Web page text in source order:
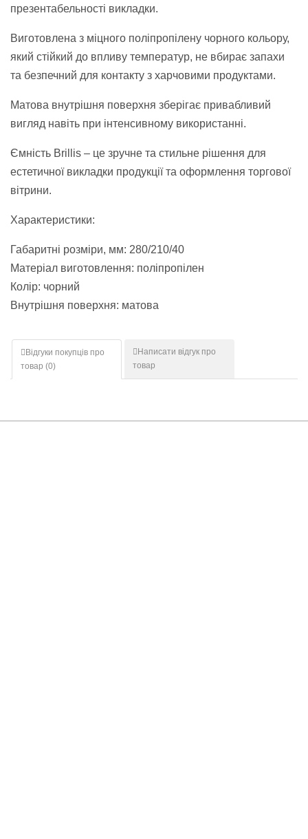
презентабельності викладки.
Виготовлена з міцного поліпропілену чорного кольору,
який стійкий до впливу температур, не вбирає запахи
та безпечний для контакту з харчовими продуктами.
Матова внутрішня поверхня зберігає привабливий
вигляд навіть при інтенсивному використанні.
Ємність Brillis – це зручне та стильне рішення для
естетичної викладки продукції та оформлення торгової
вітрини.
Характеристики:
Габаритні розміри, мм: 280/210/40
Матеріал виготовлення: поліпропілен
Колір: чорний
Внутрішня поверхня: матова
Відгуки покупців про
товар (0)
Написати відгук про
товар